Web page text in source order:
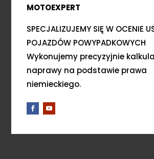
MOTOEXPERT
SPECJALIZUJEMY SIĘ W OCENIE
POJAZDÓW POWYPADKOWYCH
Wykonujemy precyzyjnie
naprawy na podstawie prawa
niemieckiego.